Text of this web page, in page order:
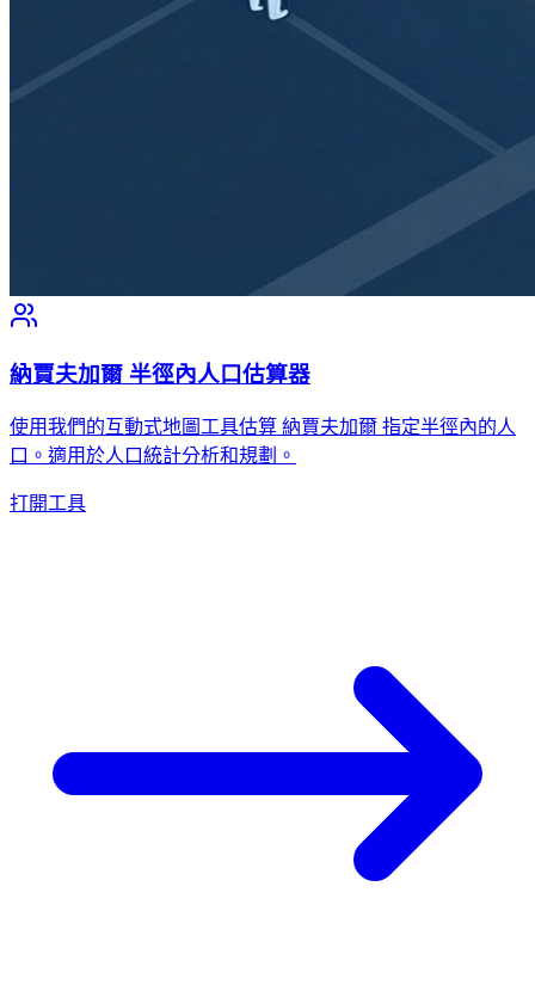
納賈夫加爾 半徑內人口估算器
使用我們的互動式地圖工具估算 納賈夫加爾 指定半徑內的人
口。適用於人口統計分析和規劃。
打開工具